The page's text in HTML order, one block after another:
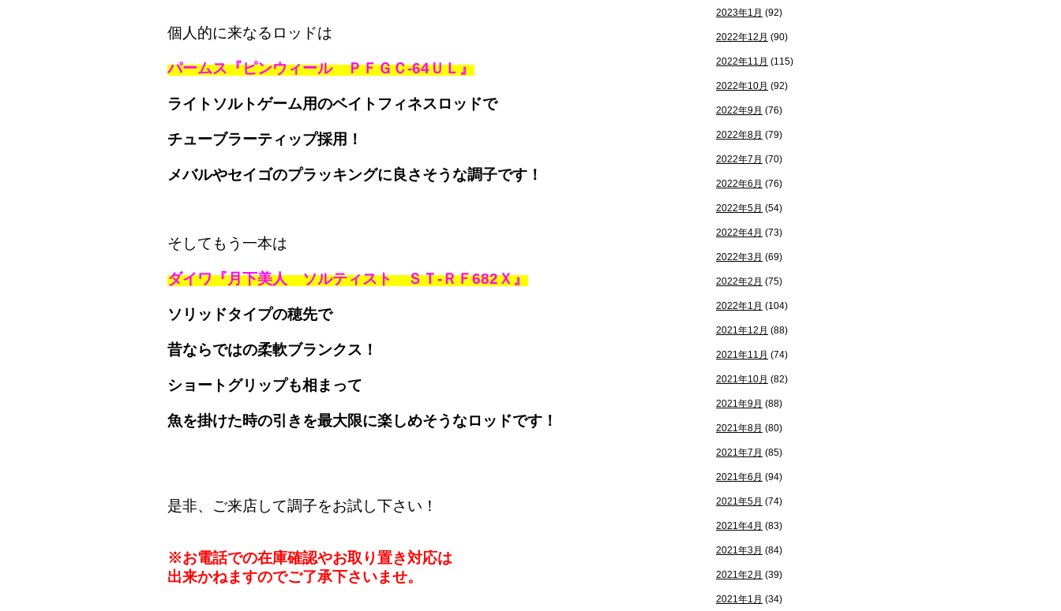
個人的に来なるロッドは
パームス『ピンウィール ＰＦＧＣ-64ＵＬ』
ライトソルトゲーム用のベイトフィネスロッドで
チューブラーティップ採用！
メバルやセイゴのプラッキングに良さそうな調子です！
そしてもう一本は
ダイワ『月下美人 ソルティスト ＳＴ-ＲＦ682Ｘ』
ソリッドタイプの穂先で
昔ならではの柔軟ブランクス！
ショートグリップも相まって
魚を掛けた時の引きを最大限に楽しめそうなロッドです！
是非、ご来店して調子をお試し下さい！
※お電話での在庫確認やお取り置き対応は
出来かねますのでご了承下さいませ。
2023年1月 (92)
2022年12月 (90)
2022年11月 (115)
2022年10月 (92)
2022年9月 (76)
2022年8月 (79)
2022年7月 (70)
2022年6月 (76)
2022年5月 (54)
2022年4月 (73)
2022年3月 (69)
2022年2月 (75)
2022年1月 (104)
2021年12月 (88)
2021年11月 (74)
2021年10月 (82)
2021年9月 (88)
2021年8月 (80)
2021年7月 (85)
2021年6月 (94)
2021年5月 (74)
2021年4月 (83)
2021年3月 (84)
2021年2月 (39)
2021年1月 (34)